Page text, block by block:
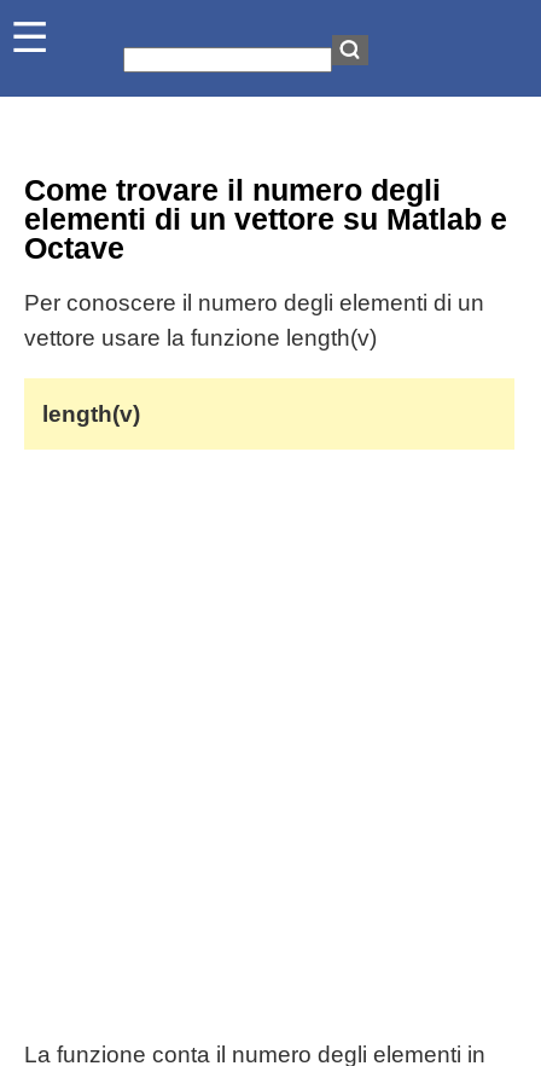
Come trovare il numero degli
elementi di un vettore su Matlab e
Octave
Per conoscere il numero degli elementi di un
vettore usare la funzione length(v)
length(v)
La funzione conta il numero degli elementi in